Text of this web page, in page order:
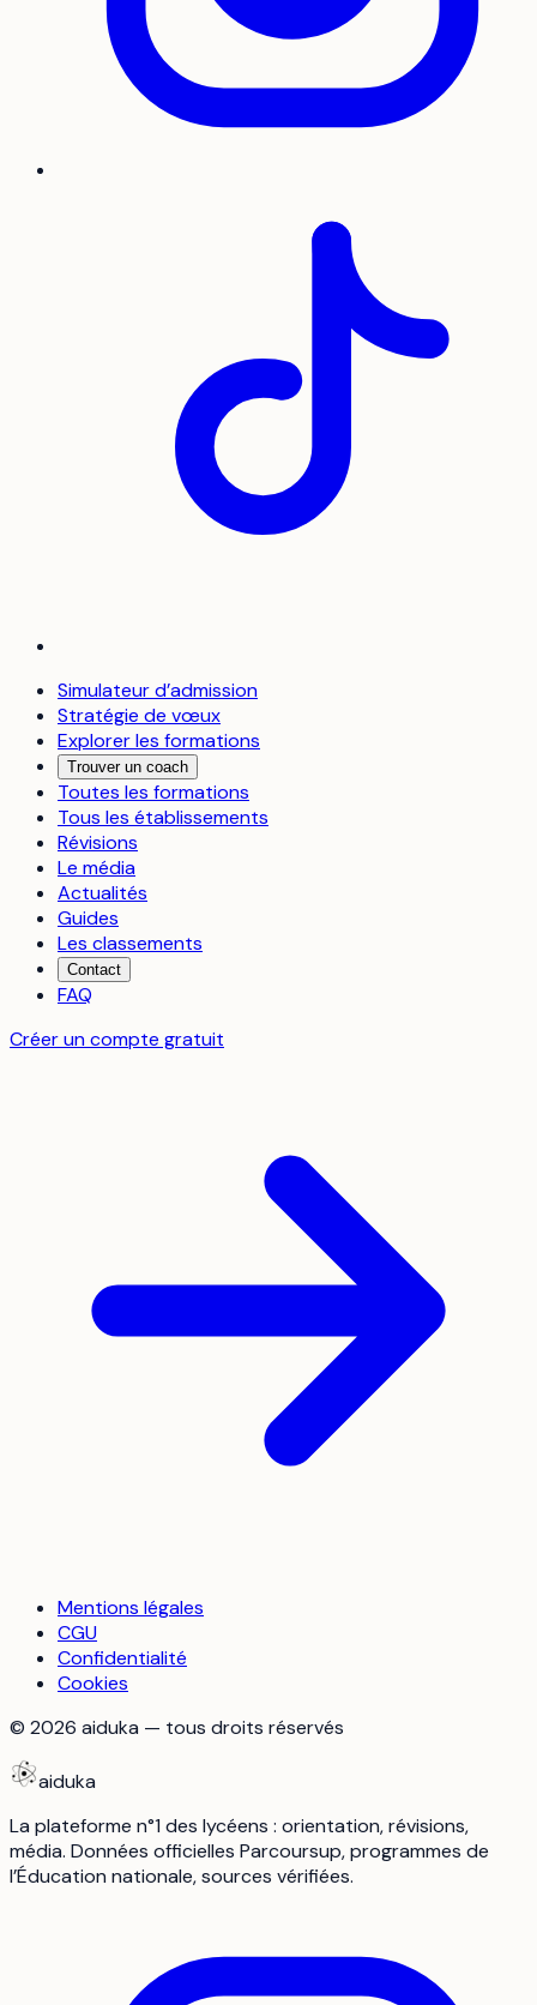
Simulateur d’admission
Stratégie de vœux
Explorer les formations
Trouver un coach
Toutes les formations
Tous les établissements
Révisions
Le média
Actualités
Guides
Les classements
Contact
FAQ
Créer un compte gratuit
Mentions légales
CGU
Confidentialité
Cookies
© 2026 aiduka — tous droits réservés
aiduka
La plateforme n°1 des lycéens : orientation, révisions,
média. Données officielles Parcoursup, programmes de
l’Éducation nationale, sources vérifiées.